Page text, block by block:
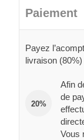
Paiement
Payez
livraison (80%)
20%
Afin
de
Vous